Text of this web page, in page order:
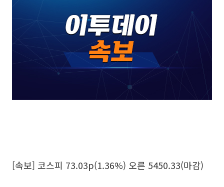
[속보] 코스피 73.03p(1.36%) 오른 5450.33(마감)